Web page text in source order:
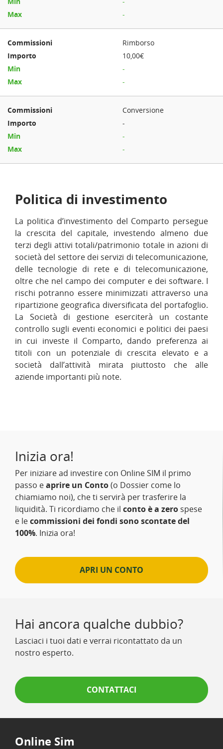
-
Rimborso
10,00€
-
-
Conversione
-
-
-
Politica di investimento
La politica d’investimento del Comparto persegue
la crescita del capitale, investendo almeno due
terzi degli attivi totali/patrimonio totale in azioni di
società del settore dei servizi di telecomunicazione,
delle tecnologie di rete e di telecomunicazione,
oltre che nel campo dei computer e dei software. I
rischi potranno essere minimizzati attraverso una
ripartizione geografica diversificata del portafoglio.
La Società di gestione eserciterà un costante
controllo sugli eventi economici e politici dei paesi
in cui investe il Comparto, dando preferenza ai
titoli con un potenziale di crescita elevato e a
società dall’attività mirata piuttosto che alle
aziende importanti più note.
Inizia ora!
Per iniziare ad investire con Online SIM il primo
passo eaprire un Conto(o Dossier come lo
chiamiamo noi), che ti servirà per trasferire la
liquidità. Ti ricordiamo che il conto è a zero spese
e lecommissioni dei fondi sono scontate del
100%. Inizia ora!
APRI UN CONTO
Hai ancora qualche dubbio?
Lasciaci i tuoi dati e verrai ricontattato da un
nostro esperto.
CONTATTACI
Online Sim